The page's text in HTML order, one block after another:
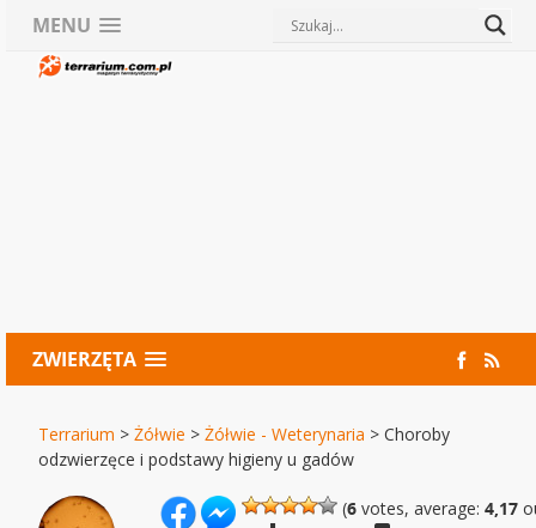
MENU
ZWIERZĘTA
Terrarium >Żółwie >Żółwie - Weterynaria >Choroby
odzwierzęce i podstawy higieny u gadów
(6 votes, average:4,17